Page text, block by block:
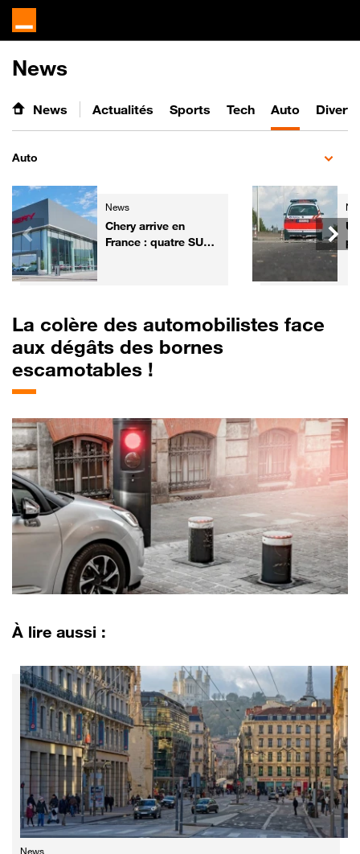
News
News Actualités Sports Tech Auto
Auto
News
Chery arrive en
France : quatre SUV
La colère des automobilistes face
aux dégâts des bornes
escamotables !
À lire aussi :
News